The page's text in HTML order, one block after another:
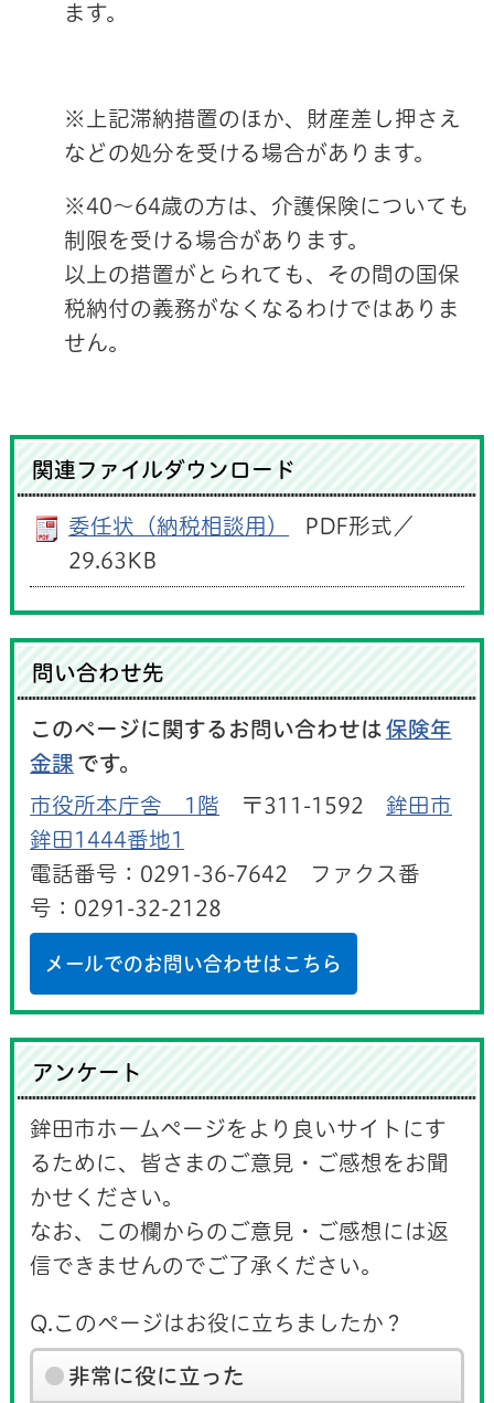
ます。
※上記滞納措置のほか、財産差し押さえ
などの処分を受ける場合があります。
※40～64歳の方は、介護保険についても
制限を受ける場合があります。
以上の措置がとられても、その間の国保
税納付の義務がなくなるわけではありま
せん。
関連ファイルダウンロード
委任状（納税相談用）
PDF形式／
29.63KB
問い合わせ先
このページに関するお問い合わせは 保険年
金課 です。
市役所本庁舎 1階 〒311-1592 鉾田市
鉾田1444番地1
電話番号：0291-36-7642 ファクス番
号：0291-32-2128
メールでのお問い合わせはこちら
アンケート
鉾田市ホームページをより良いサイトにす
るために、皆さまのご意見・ご感想をお聞
かせください。
なお、この欄からのご意見・ご感想には返
信できませんのでご了承ください。
Q.このページはお役に立ちましたか？
非常に役に立った